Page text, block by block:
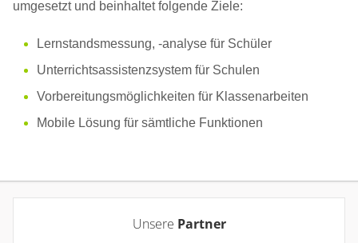
umgesetzt und beinhaltet folgende Ziele:
Lernstandsmessung, -analyse für Schüler
Unterrichtsassistenzsystem für Schulen
Vorbereitungsmöglichkeiten für Klassenarbeiten
Mobile Lösung für sämtliche Funktionen
Unsere Partner